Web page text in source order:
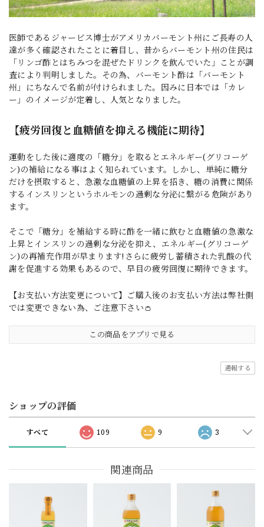
医師であるジャービス博士がアメリカバーモント州にご長寿の人
達が多く確認されたことに着目し、昔からバーモント州の住民は
「リンゴ酢とはちみつを混ぜたドリンクを飲んでいた」ことが調
査により判明しました。その為、バーモント酢は「バーモント
州」にちなんで名前が付けられました。因みに日本では「カレ
ー」のイメージが定着し、人気となりました。
【疲労回復と血糖値を抑える機能に期待】
運動をした後に適度の「糖分」を取るとエネルギー(グリコーゲ
ン)の補給になる事はよく知られています。しかし、単純に糖分
だけを摂取すると、急激な血糖値の上昇を招き、糖の消費に関係
するインスリンというホルモンの過剰な分泌に繋がる危険があり
ます。
そこで「糖分」を補給する時に酢を一緒に飲むと血糖値の急激な
上昇とインスリンの過剰な分泌を抑え、エネルギー(グリコーゲ
ン)の再補充作用が早まります!さらに疲労し蓄積された乳酸の代
謝を促進する効果もあるので、早目の疲労回復に期待できます。
【お支払い方法変更について】ご購入後のお支払い方法は弊社側
では変更できない為、ご注意下さい👛
この商品をアプリで見る
通報する
ショップの評価
すべて 109 9 3
関連商品